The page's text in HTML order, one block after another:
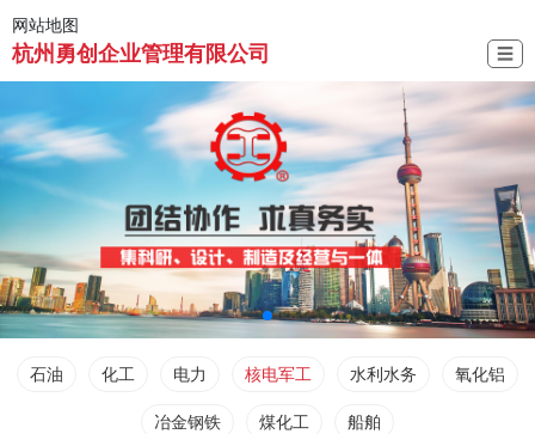
网站地图
杭州勇创企业管理有限公司 ☰
石油 化工 电力 核电军工 水利水务 氧化铝
冶金钢铁 煤化工 船舶